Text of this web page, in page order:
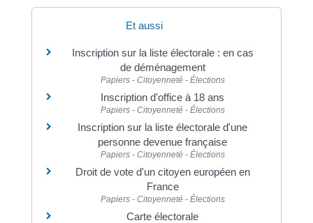
Et aussi
Inscription sur la liste électorale : en cas
de déménagement
Papiers - Citoyenneté - Élections
Inscription d'office à 18 ans
Papiers - Citoyenneté - Élections
Inscription sur la liste électorale d'une
personne devenue française
Papiers - Citoyenneté - Élections
Droit de vote d'un citoyen européen en
France
Papiers - Citoyenneté - Élections
Carte électorale